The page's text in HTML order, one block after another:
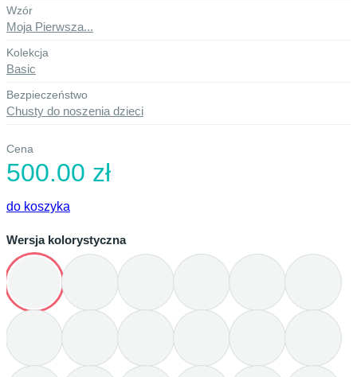
Wzór
Moja Pierwsza...
Kolekcja
Basic
Bezpieczeństwo
Chusty do noszenia dzieci
Cena
500.00 zł
do koszyka
Wersja kolorystyczna